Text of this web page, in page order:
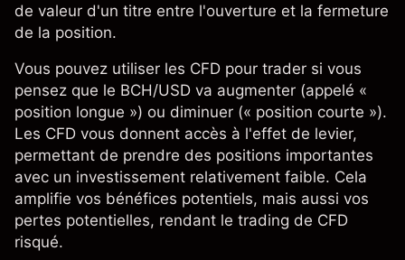
de valeur d'un titre entre l'ouverture et la fermeture
de la position.
Vous pouvez utiliser les CFD pour trader si vous
pensez que le BCH/USD va augmenter (appelé «
position longue ») ou diminuer (« position courte »).
Les CFD vous donnent accès à l'effet de levier,
permettant de prendre des positions importantes
avec un investissement relativement faible. Cela
amplifie vos bénéfices potentiels, mais aussi vos
pertes potentielles, rendant le trading de CFD
risqué.